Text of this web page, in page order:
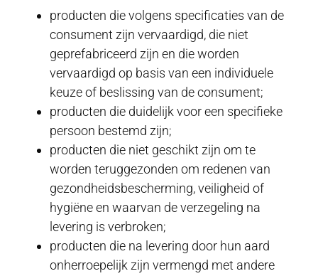
producten die volgens specificaties van de
consument zijn vervaardigd, die niet
geprefabriceerd zijn en die worden
vervaardigd op basis van een individuele
keuze of beslissing van de consument;
producten die duidelijk voor een specifieke
persoon bestemd zijn;
producten die niet geschikt zijn om te
worden teruggezonden om redenen van
gezondheidsbescherming, veiligheid of
hygiëne en waarvan de verzegeling na
levering is verbroken;
producten die na levering door hun aard
onherroepelijk zijn vermengd met andere